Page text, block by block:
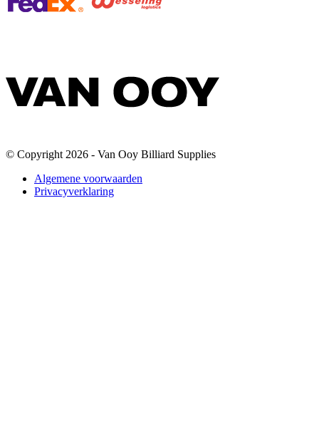
© Copyright 2026 - Van Ooy Billiard Supplies
Algemene voorwaarden
Privacyverklaring